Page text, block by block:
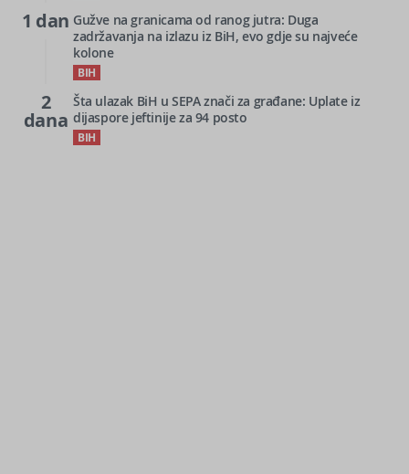
1 dan Gužve na granicama od ranog jutra: Duga
zadržavanja na izlazu iz BiH, evo gdje su najveće
kolone
BIH
2
dana
Šta ulazak BiH u SEPA znači za građane: Uplate iz
dijaspore jeftinije za 94 posto
BIH